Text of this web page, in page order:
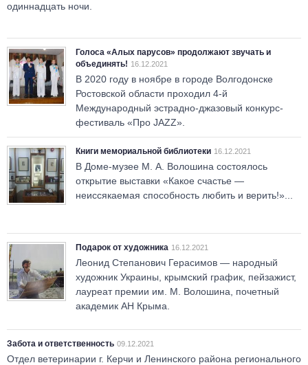
одиннадцать ночи.
Голоса «Алых парусов» продолжают звучать и
объединять! 16.12.2021
В 2020 году в ноябре в городе Волгодонске
Ростовской области проходил 4-й
Международный эстрадно-джазовый конкурс-
фестиваль «Про JAZZ».
Книги мемориальной библиотеки 16.12.2021
В Доме-музее М. А. Волошина состоялось
открытие выставки «Какое счастье —
неиссякаемая способность любить и верить!»...
Подарок от художника 16.12.2021
Леонид Степанович Герасимов — народный
художник Украины, крымский график, пейзажист,
лауреат премии им. М. Волошина, почетный
академик АН Крыма.
Забота и ответственность 09.12.2021
Отдел ветеринарии г. Керчи и Ленинского района регионального